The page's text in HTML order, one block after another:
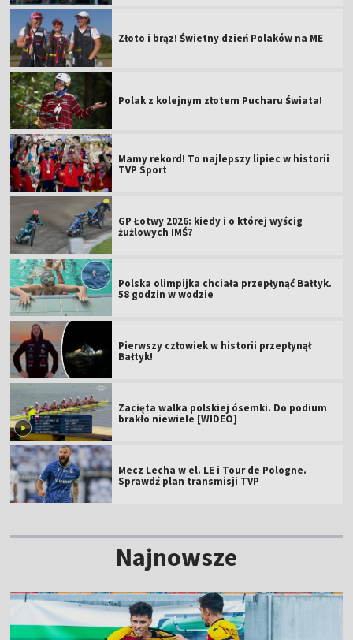
Złoto i brąz! Świetny dzień Polaków na ME
Polak z kolejnym złotem Pucharu Świata!
Mamy rekord! To najlepszy lipiec w historii
TVP Sport
GP Łotwy 2026: kiedy i o której wyścig
żużlowych IMŚ?
Polska olimpijka chciała przepłynąć Bałtyk.
58 godzin w wodzie
Pierwszy człowiek w historii przepłynął
Bałtyk!
Zacięta walka polskiej ósemki. Do podium
brakło niewiele [WIDEO]
Mecz Lecha w el. LE i Tour de Pologne.
Sprawdź plan transmisji TVP
Najnowsze